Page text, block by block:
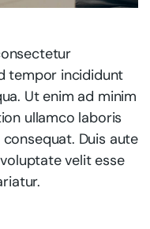
tempor incididunt
Ut enim ad minim
ullamco laboris
Duis aute
velit esse